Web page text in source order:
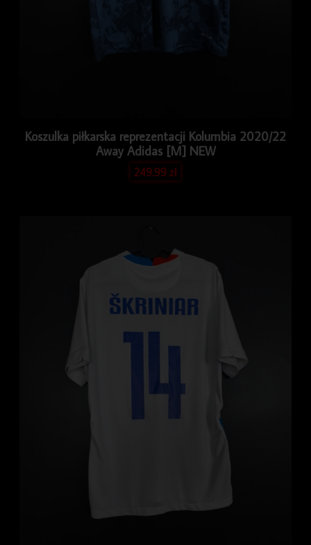
Koszulka piłkarska reprezentacji Kolumbia 2020/22
Away Adidas [M] NEW
249.99zł